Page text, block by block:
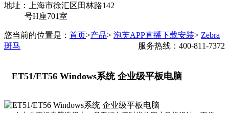
地址：上海市徐汇区田林路142
号H座701室
您当前的位置是： 首页>产品> 泡芙APP直播下载安装> Zebra
斑马
服务热线：400-811-7372
ET51/ET56 Windows系统 企业级平板电脑